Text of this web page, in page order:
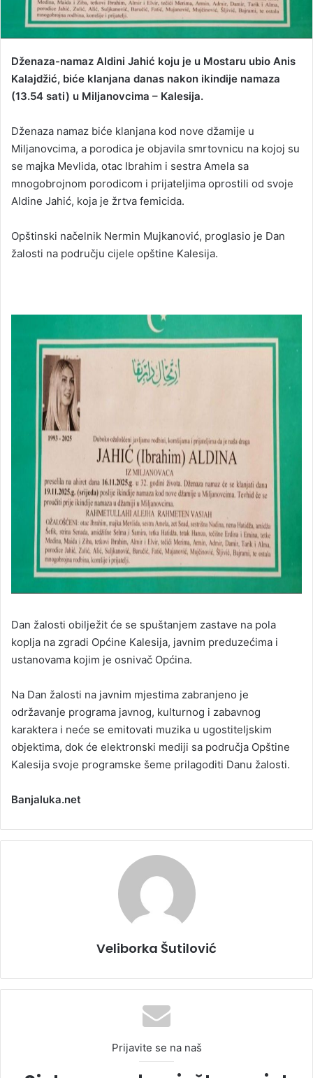
Dženaza-namaz Aldini Jahić koju je u Mostaru ubio Anis
Kalajdžić, biće klanjana danas nakon ikindije namaza
(13.54 sati) u Miljanovcima – Kalesija.
Dženaza namaz biće klanjana kod nove džamije u
Miljanovcima, a porodica je objavila smrtovnicu na kojoj su
se majka Mevlida, otac Ibrahim i sestra Amela sa
mnogobrojnom porodicom i prijateljima oprostili od svoje
Aldine Jahić, koja je žrtva femicida.
Opštinski načelnik Nermin Mujkanović, proglasio je Dan
žalosti na području cijele opštine Kalesija.
Dan žalosti obilježit će se spuštanjem zastave na pola
koplja na zgradi Općine Kalesija, javnim preduzećima i
ustanovama kojim je osnivač Općina.
Na Dan žalosti na javnim mjestima zabranjeno je
održavanje programa javnog, kulturnog i zabavnog
karaktera i neće se emitovati muzika u ugostiteljskim
objektima, dok će elektronski mediji sa područja Opštine
Kalesija svoje programske šeme prilagoditi Danu žalosti.
Banjaluka.net
Veliborka Šutilović
Prijavite se na naš